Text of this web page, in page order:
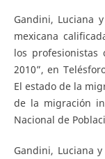
Gandini, Luciana
mexicana
los profesionistas
2010”, en
El estado de la
de la migración
Nacional de
Gandini, Luciana